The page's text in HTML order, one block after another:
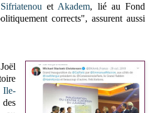
Sifriatenou et Akadem, lié au Fond
corrects", assurent aussi
Ile-